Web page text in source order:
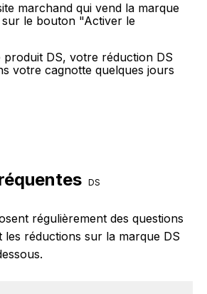
marchand qui vend la marque
sur le bouton "Activer le
DS, votre réduction DS
votre cagnotte quelques jours
DS
régulièrement des questions
les réductions sur la marque DS